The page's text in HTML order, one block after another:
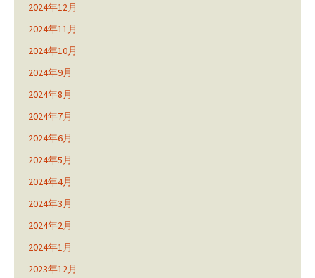
2024年12月
2024年11月
2024年10月
2024年9月
2024年8月
2024年7月
2024年6月
2024年5月
2024年4月
2024年3月
2024年2月
2024年1月
2023年12月